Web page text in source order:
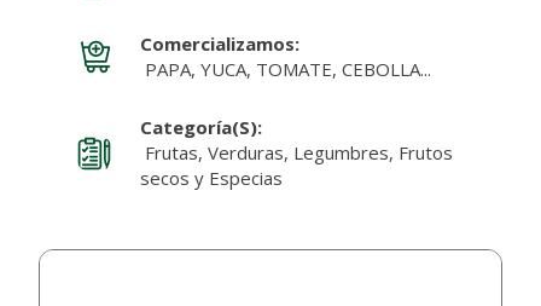
Comercializamos:
PAPA, YUCA, TOMATE, CEBOLLA...
Categoría(s):
Frutas, Verduras, Legumbres, Frutos
secos y Especias